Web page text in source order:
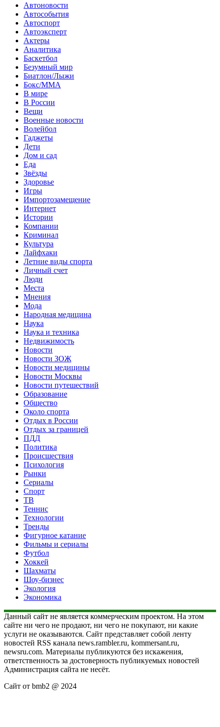
Автоновости
Автособытия
Автоспорт
Автоэксперт
Актеры
Аналитика
Баскетбол
Безумный мир
Биатлон/Лыжи
Бокс/MMA
В мире
В России
Вещи
Военные новости
Волейбол
Гаджеты
Дети
Дом и сад
Еда
Звёзды
Здоровье
Игры
Импортозамещение
Интернет
Истории
Компании
Криминал
Культура
Лайфхаки
Летние виды спорта
Личный счет
Люди
Места
Мнения
Мода
Народная медицина
Наука
Наука и техника
Недвижимость
Новости
Новости ЗОЖ
Новости медицины
Новости Москвы
Новости путешествий
Образование
Общество
Около спорта
Отдых в России
Отдых за границей
ПДД
Политика
Происшествия
Психология
Рынки
Сериалы
Спорт
ТВ
Теннис
Технологии
Тренды
Фигурное катание
Фильмы и сериалы
Футбол
Хоккей
Шахматы
Шоу-бизнес
Экология
Экономика
Данный сайт не является коммерческим проектом. На этом
сайте ни чего не продают, ни чего не покупают, ни какие
услуги не оказываются. Сайт представляет собой ленту
новостей RSS канала news.rambler.ru, kommersant.ru,
newsru.com. Материалы публикуются без искажения,
ответственность за достоверность публикуемых новостей
Администрация сайта не несёт.
Сайт от bmb2 @ 2024